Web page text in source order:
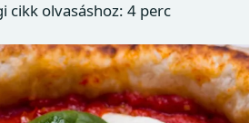
cikk olvasáshoz: 4 perc